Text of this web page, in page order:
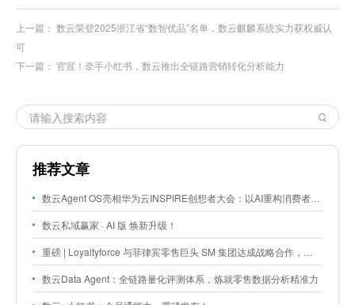
上一篇： 数云荣登2025浙江省“数智优品”名单，数云麒麟系统实力获权威认
可
下一篇： 官宣！牵手小红书，数云推出全链路营销转化分析能力
推荐文章
数云Agent OS亮相华为云INSPIRE创想者大会：以AI重构消费者运营与零售营销新范式
数云私域赢家 · AI 版 焕新升级！
重磅 | Loyaltyforce 与菲律宾零售巨头 SM 集团达成战略合作，携手开启 SMAC 会员数智化运营新征程
数云Data Agent：全链路量化评测体系，炼就零售数据分析精准力